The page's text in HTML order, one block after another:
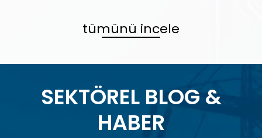
tümünü incele
SEKTÖREL BLOG &
HABER